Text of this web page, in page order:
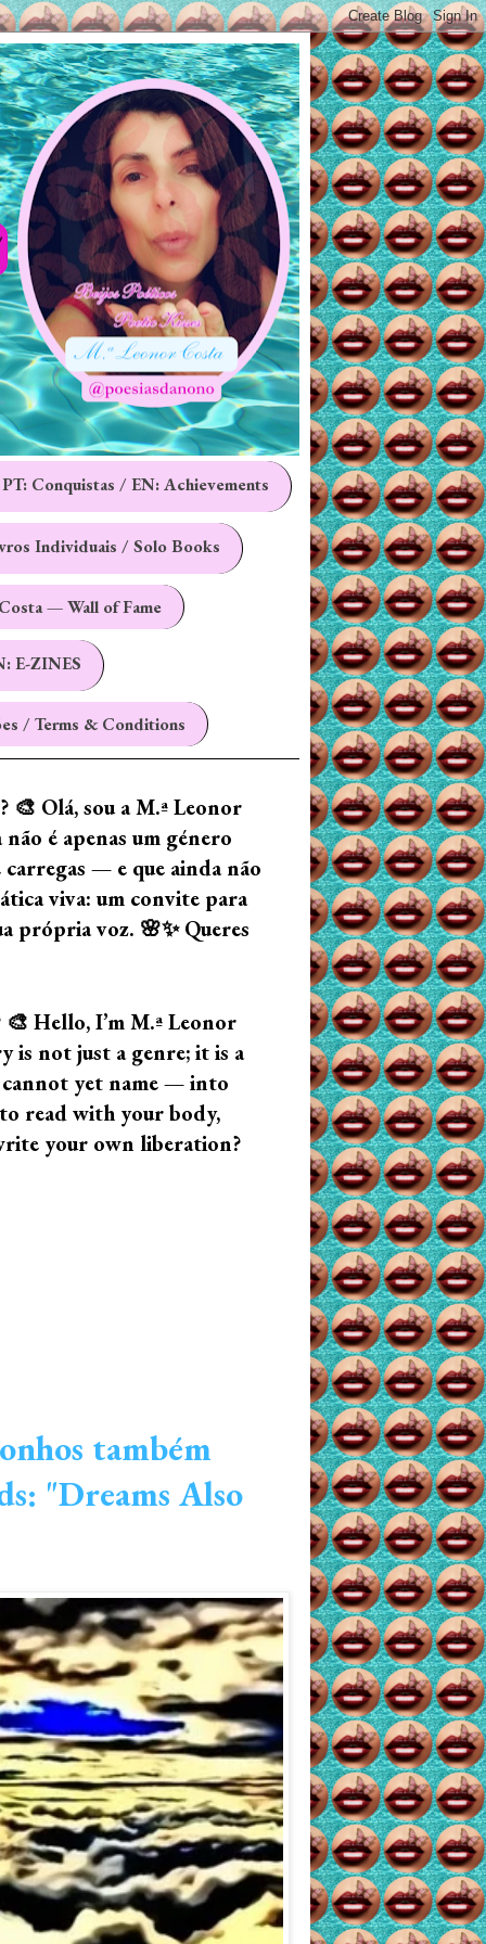
Conquistas / EN: Achievements
Individuais / Solo Books
— Wall of Fame
E-ZINES
/ Terms & Conditions
🎨 Olá, sou a M.ª Leonor
é apenas um género
— e que ainda não
viva: um convite para
própria voz. 🌸✨ Queres
Hello, I’m M.ª Leonor
is not just a genre; it is a
yet name — into
read with your body,
your own liberation?
também
"Dreams Also